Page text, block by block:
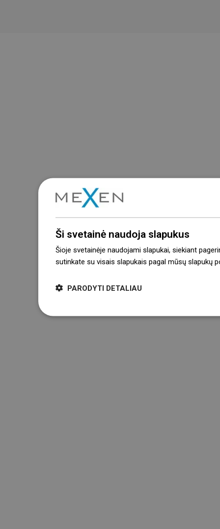
Ši svetainė naudoja slapukus
Šioje svetainėje naudojami slapukai, siekiant
sutinkate su visais slapukais pagal mūsų slapukų
PARODYTI DETALIAU